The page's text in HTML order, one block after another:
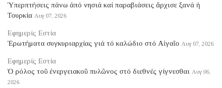
Ὑπερπτήσεις πάνω ἀπό νησιά καί παραβιάσεις ἄρχισε ξανά ἡ
Τουρκία Αυγ 07, 2026
Εφημερίς Εστία
Ἐρωτήματα συγκυριαρχίας γιά τό καλώδιο στό Αἰγαῖο Αυγ 07, 2026
Εφημερίς Εστία
Ὁ ρόλος τοῦ ἐνεργειακοῦ πυλῶνος στό διεθνές γίγνεσθαι Αυγ 06,
2026